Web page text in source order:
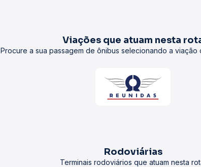
Viações que atuam nesta
Procure a sua passagem de ônibus selecionando a viação
Rodoviárias
Terminais rodoviários que atuam nesta